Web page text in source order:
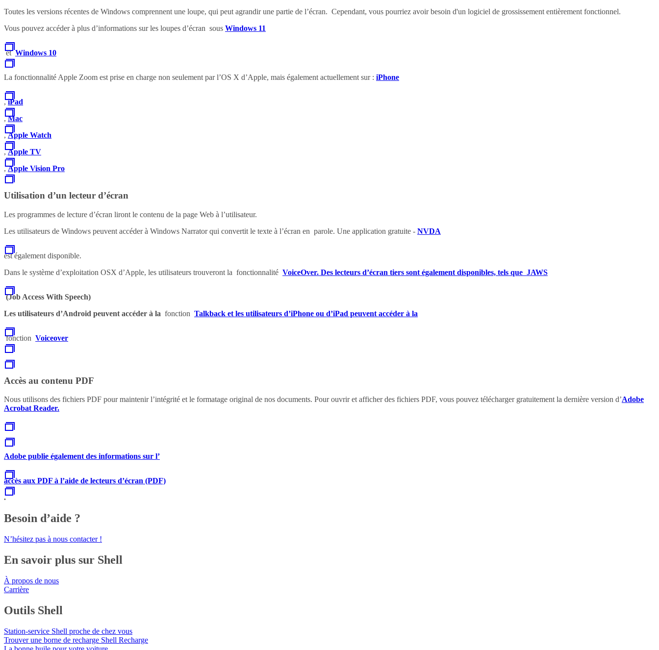
Toutes les versions récentes de Windows comprennent une loupe, qui peut agrandir une partie de l’écran. Cependant, vous pourriez avoir besoin d'un logiciel de grossissement entièrement fonctionnel.
Vous pouvez accéder à plus d’informations sur les loupes d’écran sous Windows 11
etWindows 10
La fonctionnalité Apple Zoom est prise en charge non seulement par l’OS X d’Apple, mais également actuellement sur : iPhone
,iPad
,Mac
,Apple Watch
,Apple TV
,Apple Vision Pro
Utilisation d’un lecteur d’écran
Les programmes de lecture d’écran liront le contenu de la page Web à l’utilisateur.
Les utilisateurs de Windows peuvent accéder à Windows Narrator qui convertit le texte à l’écran en parole. Une application gratuite - NVDA
est également disponible.
Dans le système d’exploitation OSX d’Apple, les utilisateurs trouveront la fonctionnalité VoiceOver. Des lecteurs d’écran tiers sont également disponibles, tels que JAWS
(Job Access With Speech)
Les utilisateurs d’Android peuvent accéder à la fonction Talkback et les utilisateurs d’iPhone ou d’iPad peuvent accéder à la
fonction Voiceover
Accès au contenu PDF
Nous utilisons des fichiers PDF pour maintenir l’intégrité et le formatage original de nos documents. Pour ouvrir et afficher des fichiers PDF, vous pouvez télécharger gratuitement la dernière version d’Adobe
Acrobat Reader.
Adobe publie également des informations sur l’
accès aux PDF à l’aide de lecteurs d’écran (PDF)
.
Besoin d’aide ?
N’hésitez pas à nous contacter !
En savoir plus sur Shell
À propos de nous
Carrière
Outils Shell
Station-service Shell proche de chez vous
Trouver une borne de recharge Shell Recharge